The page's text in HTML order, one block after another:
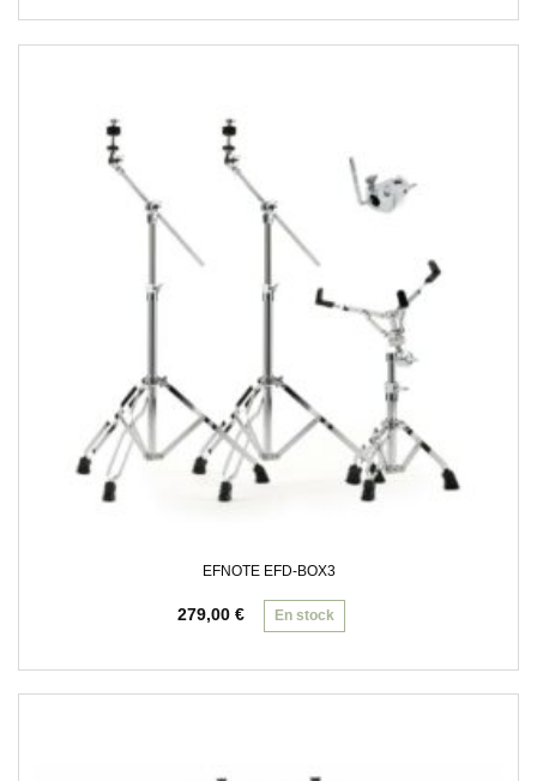
EFNOTE EFD-BOX3
279,00 € En stock